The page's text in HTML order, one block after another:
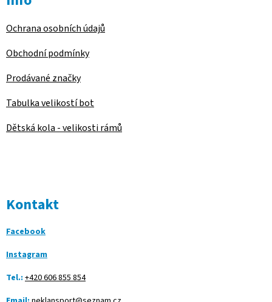
Ochrana osobních údajů
Obchodní podmínky
Prodávané značky
Tabulka velikostí bot
Dětská kola - velikosti rámů
Kontakt
Facebook
Instagram
Tel.: +420 606 855 854